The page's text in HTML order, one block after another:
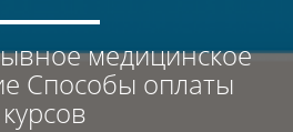
медицинское
Способы оплаты
курсов